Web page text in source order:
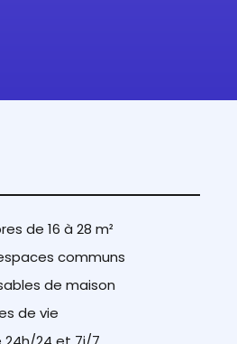
de 16 à 28 m²
communs
de maison
de vie